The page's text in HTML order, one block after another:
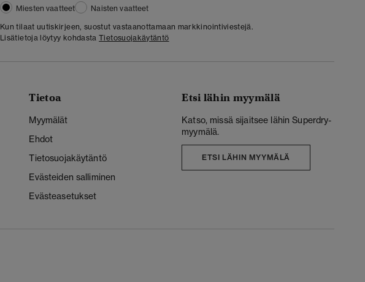
Miesten vaatteet
Naisten vaatteet
Kun tilaat uutiskirjeen, suostut vastaanottamaan markkinointiviestejä.
Lisätietoja löytyy kohdastaTietosuojakäytäntö
Tietoa
Myymälät
Ehdot
Tietosuojakäytäntö
Evästeiden salliminen
Evästeasetukset
Etsi lähin myymälä
Katso, missä sijaitsee lähin Superdry-
myymälä.
ETSI LÄHIN MYYMÄLÄ